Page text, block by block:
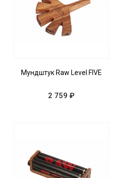
Мундштук Raw Level FIVE
2 759 ₽